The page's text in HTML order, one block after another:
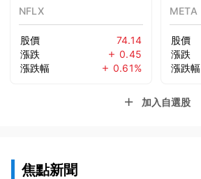
焦點新聞
NFLX
股價
74.14
漲跌
0.45
漲跌幅
0.61%
META
股價
漲跌
漲跌幅
加入自選股